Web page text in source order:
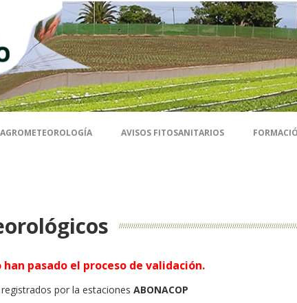
AGROMETEOROLOGÍA AVISOS FITOSANITARIOS
pasado el proceso de validación.
por la estaciones ABONACOP